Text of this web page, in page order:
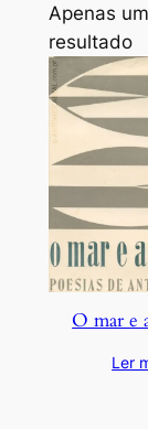
Apenas um
resultado
O mar e
Ler